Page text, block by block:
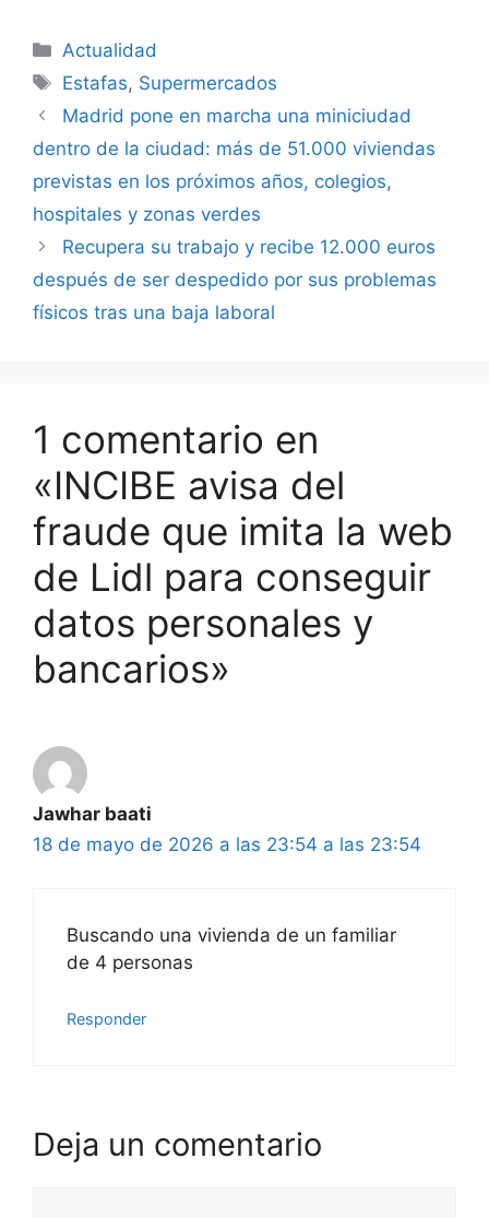
Categorías
Actualidad
Etiquetas
Estafas, Supermercados
Madrid pone en marcha una miniciudad
dentro de la ciudad: más de 51.000 viviendas
previstas en los próximos años, colegios,
hospitales y zonas verdes
Recupera su trabajo y recibe 12.000 euros
después de ser despedido por sus problemas
físicos tras una baja laboral
1 comentario en
«INCIBE avisa del
fraude que imita la web
de Lidl para conseguir
datos personales y
bancarios»
Jawhar baati
18 de mayo de 2026 a las 23:54 a las 23:54
Buscando una vivienda de un familiar
de 4 personas
Responder
Deja un comentario